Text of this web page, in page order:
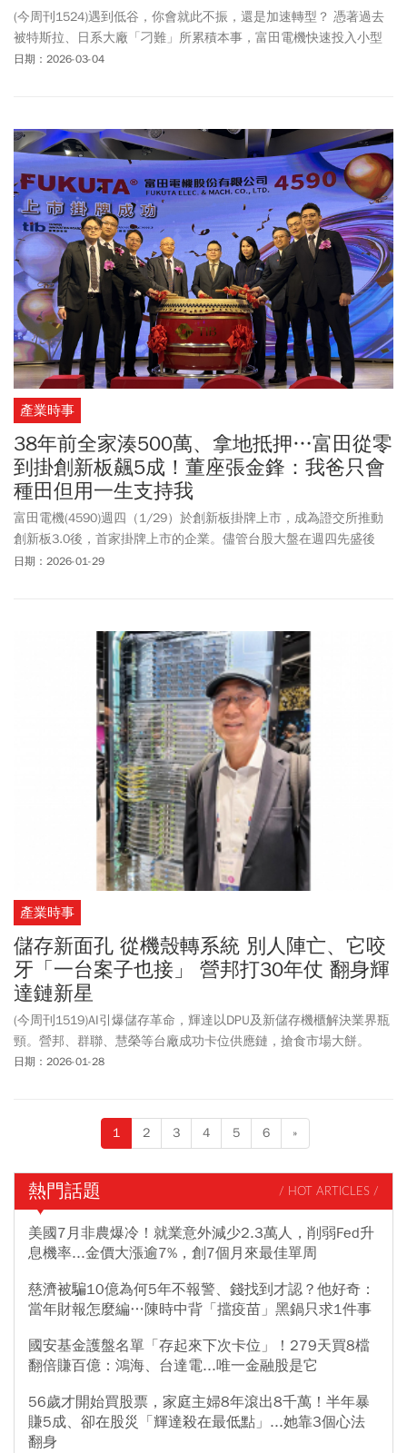
(今周刊1524)遇到低谷，你會就此不振，還是加速轉型？ 憑著過去
被特斯拉、日系大廠「刁難」所累積本事，富田電機快速投入小型
化馬達，已有顯著成效。
日期：2026-03-04
產業時事
38年前全家湊500萬、拿地抵押…富田從零
到掛創新板飆5成！董座張金鋒：我爸只會
種田但用一生支持我
富田電機(4590)週四（1/29）於創新板掛牌上市，成為證交所推動
創新板3.0後，首家掛牌上市的企業。儘管台股大盤在週四先盛後
衰，但富田電機表現相對亮眼，一開盤就上漲逾4成，接近11點時股
日期：2026-01-29
產業時事
儲存新面孔 從機殼轉系統 別人陣亡、它咬
牙「一台案子也接」 營邦打30年仗 翻身輝
達鏈新星
(今周刊1519)AI引爆儲存革命，輝達以DPU及新儲存機櫃解決業界瓶
頸。營邦、群聯、慧榮等台廠成功卡位供應鏈，搶食市場大餅。
日期：2026-01-28
1 2 3 4 5 6 »
熱門話題 / HOT ARTICLES /
美國7月非農爆冷！就業意外減少2.3萬人，削弱Fed升
息機率...金價大漲逾7%，創7個月來最佳單周
慈濟被騙10億為何5年不報警、錢找到才認？他好奇：
當年財報怎麼編…陳時中背「擋疫苗」黑鍋只求1件事
國安基金護盤名單「存起來下次卡位」！279天買8檔
翻倍賺百億：鴻海、台達電...唯一金融股是它
56歲才開始買股票，家庭主婦8年滾出8千萬！半年暴
賺5成、卻在股災「輝達殺在最低點」...她靠3個心法
翻身